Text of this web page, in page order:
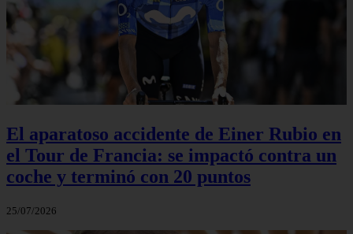
El aparatoso accidente de Einer Rubio en
el Tour de Francia: se impactó contra un
coche y terminó con 20 puntos
25/07/2026